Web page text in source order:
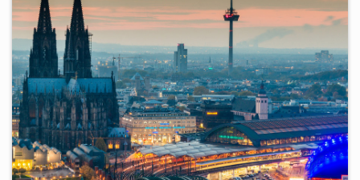
PROJEKTE
Alliance Liga
NEWS
Newsletter
KALENDER